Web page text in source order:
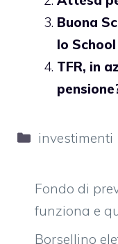
Buona
lo
TFR, in
Categorie
investimenti
Fondo di
funziona e
Borsellino